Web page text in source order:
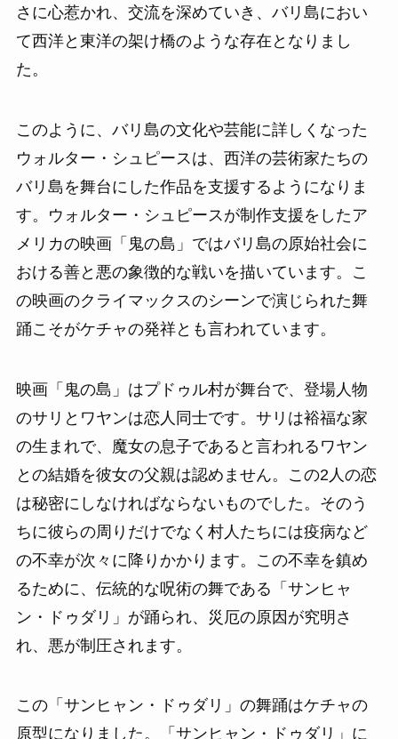
さに心惹かれ、交流を深めていき、バリ島におい
て西洋と東洋の架け橋のような存在となりまし
た。
このように、バリ島の文化や芸能に詳しくなった
ウォルター・シュピースは、西洋の芸術家たちの
バリ島を舞台にした作品を支援するようになりま
す。ウォルター・シュピースが制作支援をしたア
メリカの映画「鬼の島」ではバリ島の原始社会に
おける善と悪の象徴的な戦いを描いています。こ
の映画のクライマックスのシーンで演じられた舞
踊こそがケチャの発祥とも言われています。
映画「鬼の島」はプドゥル村が舞台で、登場人物
のサリとワヤンは恋人同士です。サリは裕福な家
の生まれで、魔女の息子であると言われるワヤン
との結婚を彼女の父親は認めません。この2人の恋
は秘密にしなければならないものでした。そのう
ちに彼らの周りだけでなく村人たちには疫病など
の不幸が次々に降りかかります。この不幸を鎮め
るために、伝統的な呪術の舞である「サンヒャ
ン・ドゥダリ」が踊られ、災厄の原因が究明さ
れ、悪が制圧されます。
この「サンヒャン・ドゥダリ」の舞踊はケチャの
原型になりました。「サンヒャン・ドゥダリ」に